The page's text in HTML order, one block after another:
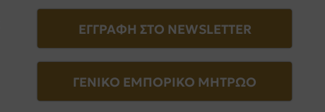
ΕΓΓΡΑΦΗ ΣΤΟ NEWSLETTER
ΓΕΝΙΚΟ ΕΜΠΟΡΙΚΟ ΜΗΤΡΩΟ